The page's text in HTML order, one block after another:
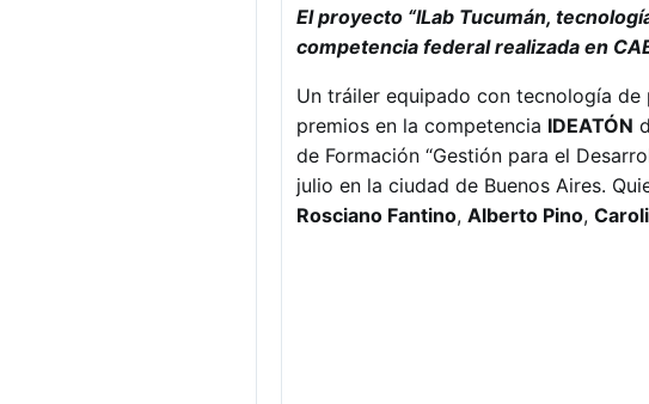
El proyecto “ILab Tucumán,
competencia federal realizada en
Un tráiler equipado con tecnología
premios en la competencia IDEATÓN
de Formación “Gestión para el
julio en la ciudad de Buenos Aires.
Rosciano Fantino, Alberto Pino,